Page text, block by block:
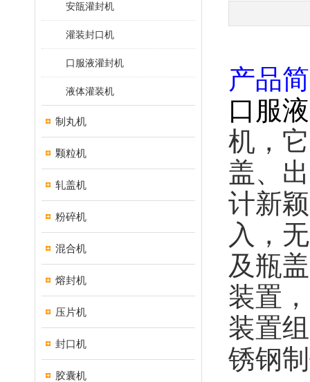
安瓿灌封机
灌装封口机
口服液灌封机
液体灌装机
制丸机
颗粒机
轧盖机
粉碎机
混合机
熔封机
压片机
封口机
胶囊机
产品
口服
机，
盖、
计新
入，
及瓶
装置
装置
锈钢